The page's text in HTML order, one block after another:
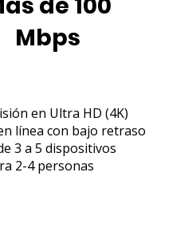
Mbps
en Ultra HD (4K)
línea con bajo retraso
3 a 5 dispositivos
2-4 personas